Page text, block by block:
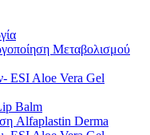
Μεταβολισμού
ESI Aloe Vera Gel
Balm
Alfaplastin Derma